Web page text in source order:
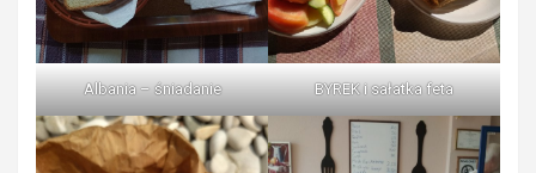
Albania – śniadanie BYREK i sałatka feta